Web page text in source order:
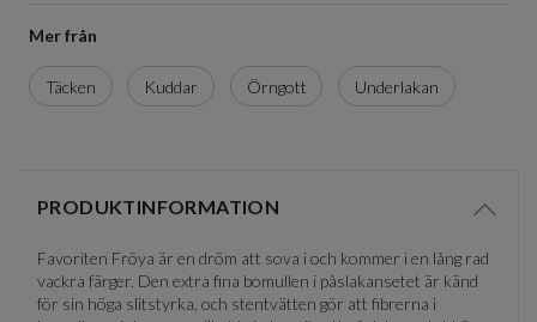
Mer från
Täcken Kuddar Örngott Underlakan
PRODUKTINFORMATION
Visa/
Favoriten Fröya är en dröm att sova i och kommer i en lång rad
vackra färger. Den extra fina bomullen i påslakansetet är känd
för sin höga slitstyrka, och stentvätten gör att fibrerna i